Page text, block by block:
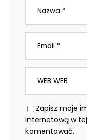
Zapisz moje
internetową w
komentować.